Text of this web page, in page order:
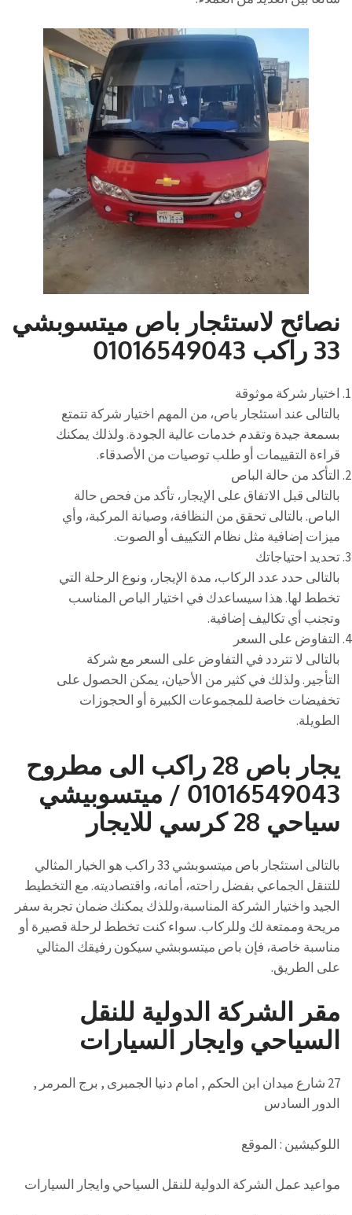
نصائح لاستئجار باص ميتسوبشي
33 راكب 01016549043
اختيار شركة موثوقة
بالتالى عند استئجار باص، من المهم اختيار شركة تتمتع
بسمعة جيدة وتقدم خدمات عالية الجودة. ولذلك يمكنك
قراءة التقييمات أو طلب توصيات من الأصدقاء.
التأكد من حالة الباص
بالتالى قبل الاتفاق على الإيجار، تأكد من فحص حالة
الباص. بالتالى تحقق من النظافة، وصيانة المركبة، وأي
ميزات إضافية مثل نظام التكييف أو الصوت.
تحديد احتياجاتك
بالتالى حدد عدد الركاب، مدة الإيجار، ونوع الرحلة التي
تخطط لها. هذا سيساعدك في اختيار الباص المناسب
وتجنب أي تكاليف إضافية.
التفاوض على السعر
بالتالى لا تتردد في التفاوض على السعر مع شركة
التأجير. ولذلك في كثير من الأحيان، يمكن الحصول على
تخفيضات خاصة للمجموعات الكبيرة أو الحجوزات
الطويلة.
يجار باص 28 راكب الى مطروح
01016549043 / ميتسوبيشي
سياحي 28 كرسي للايجار
بالتالى استئجار باص ميتسوبشي 33 راكب هو الخيار المثالي
للتنقل الجماعي بفضل راحته، أمانه، واقتصاديته. مع التخطيط
الجيد واختيار الشركة المناسبة،وللذك يمكنك ضمان تجربة سفر
مريحة وممتعة لك وللركاب. سواء كنت تخطط لرحلة قصيرة أو
مناسبة خاصة، فإن باص ميتسوبشي سيكون رفيقك المثالي
على الطريق.
مقر الشركة الدولية للنقل
السياحي وايجار السيارات
27 شارع ميدان ابن الحكم , امام دنيا الجمبرى , برج المرمر ,
الدور السادس
اللوكيشين : الموقع
مواعيد عمل الشركة الدولية للنقل السياحي وايجار السيارات